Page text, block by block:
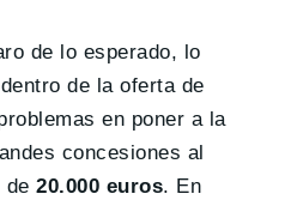
de lo esperado, lo
de la oferta de
en poner a la
concesiones al
de20.000 euros. En